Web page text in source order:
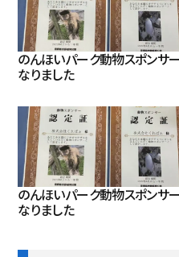
のんほいパーク動物スポンサ
なりました
のんほいパーク動物スポンサ
なりました